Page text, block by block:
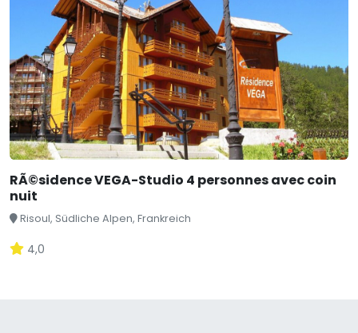
RÃ©sidence VEGA-Studio 4 personnes avec coin
nuit
Risoul, Südliche Alpen, Frankreich
4,0